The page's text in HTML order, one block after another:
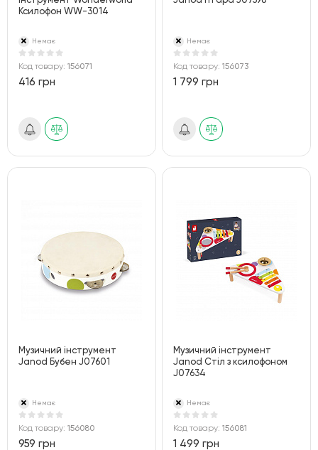
Ксилофон WW-3014
Немає
Код товару: 156071
416 грн
Немає
Код товару:156073
1 799 грн
Музичний інструмент
Janod Бубен J07601
Немає
Код товару: 156080
959 грн
Музичний інструмент
Janod Стіл з ксилофоном
J07634
Немає
Код товару:156081
1 499 грн